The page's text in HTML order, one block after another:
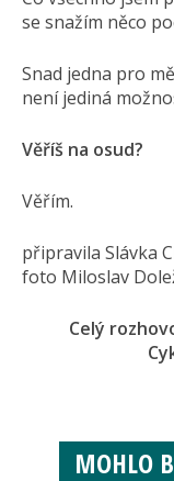
se snažím něco
Snad jedna pro
není jediná
Věříš na osud?
Věřím.
připravila Slávka
foto Miloslav
Celý
MOHLO